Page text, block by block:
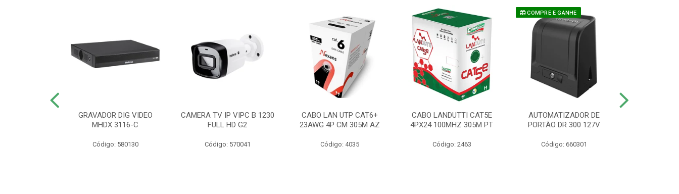
GRAVADOR DIG VIDEO
MHDX 3116-C
Código: 580130
CAMERA TV IP VIPC B 1230
FULL HD G2
Código: 570041
CABO LAN UTP CAT6+
23AWG 4P CM 305M AZ
Código: 4035
CABO LANDUTTI CAT5E
4PX24 100MHZ 305M PT
Código: 2463
COMPRE E GANHE
AUTOMATIZADOR DE
PORTÃO DR 300 127V
Código: 660301